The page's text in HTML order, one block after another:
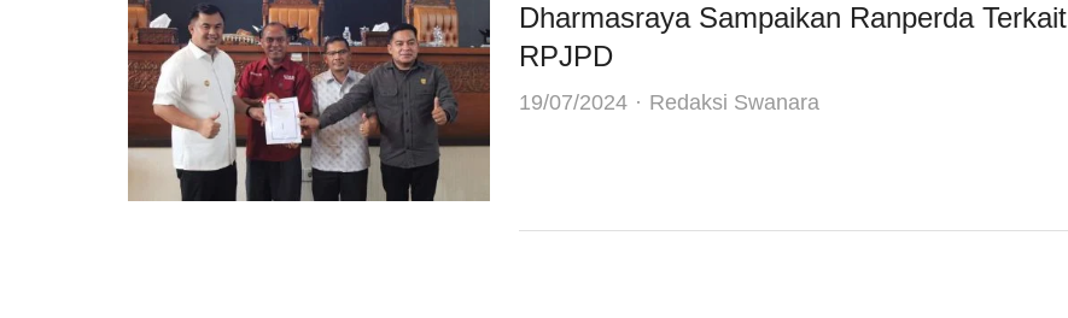
Dharmasraya Sampaikan Ranperda Terkait
RPJPD
19/07/2024 Author
Redaksi Swanara